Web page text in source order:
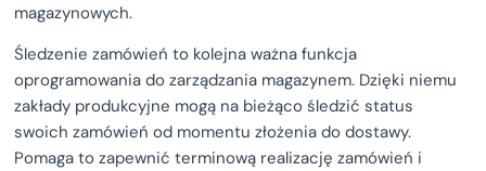
magazynowych.
Śledzenie zamówień to kolejna ważna funkcja
oprogramowania do zarządzania magazynem. Dzięki niemu
zakłady produkcyjne mogą na bieżąco śledzić status
swoich zamówień od momentu złożenia do dostawy.
Pomaga to zapewnić terminową realizację zamówień i